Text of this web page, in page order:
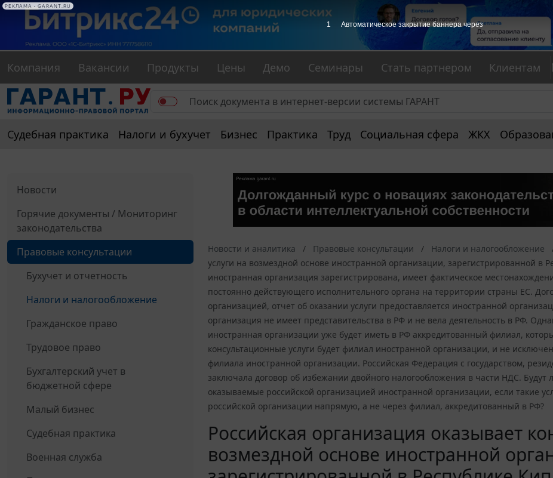
Компания Вакансии Продукты Цены Демо Семинары Стать партнером Клиентам
Судебная практика Налоги и бухучет Бизнес Практика Труд Социальная сфера ЖКХ
Новости
Горячие документы / Мониторинг
законодательства
Правовые консультации
Бухучет и отчетность
Налоги и налогообложение
Гражданское право
Трудовое право
Бухгалтерский учет в
бюджетной сфере
Малый бизнес
Судебная практика
Военная служба
Новости и аналитика Правовые консультации Налоги и налогообложение
услуги на возмездной основе иностранной организации, зарегистрированной в
иностранная организация зарегистрирована, имеет фактическое
постоянно действующего исполнительного органа на территории страны ЕС.
организацией, отчет об оказании услуги предоставляется иностранной
организация не имеет представительства в РФ и не вела деятельность в РФ.
иностранная организации уже будет иметь в РФ аккредитованный филиал,
консультационные услуги будет филиал иностранной организации, и не
филиала иностранной организации. Российская Федерация с государством,
заключала договор об избежании двойного налогообложения в части НДС. Будут
оказываемые российской организацией иностранной организации, если такие
российской организации напрямую, а не через филиал, аккредитованный в РФ?
Российская организация оказывает
возмездной основе иностранной
1 Автоматическое закрытие баннера через
РЕКЛАМА • GARANT.RU